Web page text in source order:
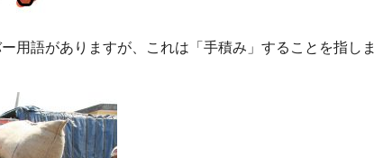
用語がありますが、これは「手積み」することを指しま